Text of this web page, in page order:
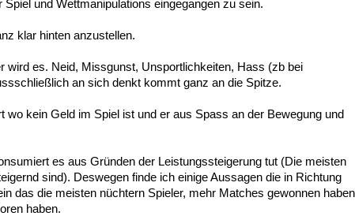
und Wettmanipulations eingegangen zu sein.
klar hinten anzustellen.
wird es. Neid, Missgunst, Unsportlichkeiten, Hass (zb bei
an sich denkt kommt ganz an die Spitze.
kein Geld im Spiel ist und er aus Spass an der Bewegung und
es aus Gründen der Leistungssteigerung tut (Die meisten
sind). Deswegen finde ich einige Aussagen die in Richtung
das die meisten nüchtern Spieler, mehr Matches gewonnen haben
haben.